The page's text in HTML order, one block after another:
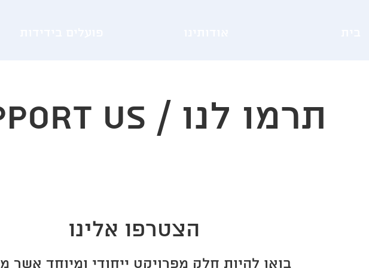
הצטרפו אלינו
בואו להיות חלק מפרויקט ייחודי ומיוחד אשר משלב
תרמו לנו / Support Us